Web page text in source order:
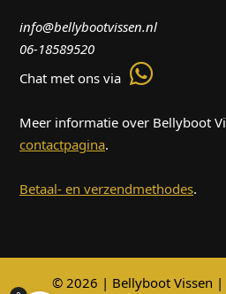
info@bellybootvissen.nl
06-18589520
Chat met ons via
Meer informatie over Bellyboot
contactpagina.
Betaal- en verzendmethodes.
© 2026 | Bellyboot Vissen |